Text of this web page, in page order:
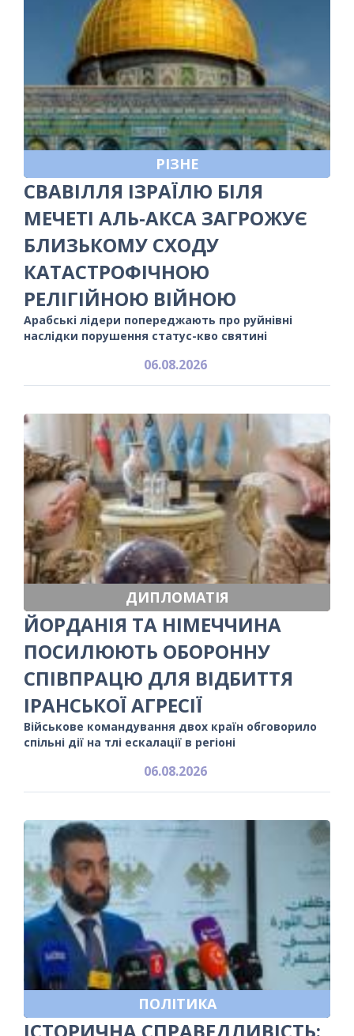
РІЗНЕ
СВАВІЛЛЯ ІЗРАЇЛЮ БІЛЯ
МЕЧЕТІ АЛЬ-АКСА ЗАГРОЖУЄ
БЛИЗЬКОМУ СХОДУ
КАТАСТРОФІЧНОЮ
РЕЛІГІЙНОЮ ВІЙНОЮ
Арабські лідери попереджають про руйнівні
наслідки порушення статус-кво святині
06.08.2026
ДИПЛОМАТІЯ
ЙОРДАНІЯ ТА НІМЕЧЧИНА
ПОСИЛЮЮТЬ ОБОРОННУ
СПІВПРАЦЮ ДЛЯ ВІДБИТТЯ
ІРАНСЬКОЇ АГРЕСІЇ
Військове командування двох країн обговорило
спільні дії на тлі ескалації в регіоні
06.08.2026
ПОЛІТИКА
ІСТОРИЧНА СПРАВЕДЛИВІСТЬ: